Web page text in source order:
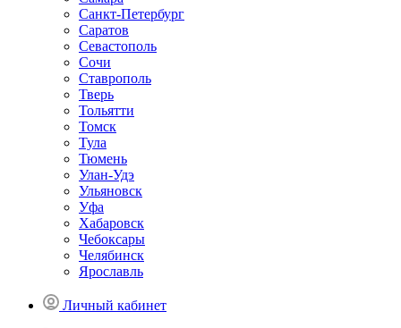
Санкт-Петербург
Саратов
Севастополь
Сочи
Ставрополь
Тверь
Тольятти
Томск
Тула
Тюмень
Улан-Удэ
Ульяновск
Уфа
Хабаровск
Чебоксары
Челябинск
Ярославль
Личный кабинет